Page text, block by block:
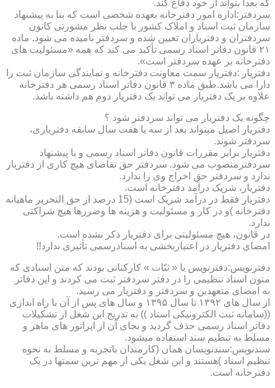
که بعداً بتواند از خود دفاع کند.
سردفتر:اداره امور دفترخانه بعهده شخصی است که بنا به پیشنهاد
سازمان ثبت اسناد و املاک کشور با جلب نظر مشورتی کانون
سردفتران و دفتریاران تعیین شده و سردفتر نامیده می شود. ماده
۲۱ قانون دفاتر اسناد رسمی تأکید می کند که همه «مسئولیت های
دفترخانه بر عهده سردفتر است».
دفتریار :دفتریار سمت معاونت دفترخانه و نمایندگی سازمان ثبت را
دارا می باشد.طبق ماده ۳ قانون دفاتر اسناد رسمی هر دفترخانه
علاوه بر یک دفتریار می تواند یک دفتریار دوم هم داشته باشد.
چگونه یک دفتریار می تواند سردفتر شود ؟
دفتریار اصیل میتواند بعد از سه یا هفت سال سابقه دفتریاری،
سردفتر شوند.
دفتریار برابر مقررات قانون دفاتر اسناد رسمی و با پیشنهاد
سردفترمنصوب می شود. سردفتر حق تقاضای هیچ کاری از دفتریار
ندارد و سردفتر حق اخراج وی را ندارد.
دفتریار، شریک درآمد دفترخانه است.
دفتریار فقط در درآمد شریک است (15 درصد از حق التحریر ماهیانه
دفترخانه )و در کار و مسئولیت و هزینه ها وضررها هیچ شراکتی
ندارد.
در قانون، هیچ مسئولیتی برای دفتریار ذکر نشده است.
امضای دفتریار در اعتباربخشی به اسنادرسمی تأثیری ندارد!!
دفترنویس:دفترنویس یا « ثبّات » کارکنانی بودند که متن اسنادی که
متون اسناد تنظیمی را در دفتر سردفتر ثبت می کردند و این دفاتر
به امضای متعهدین و سردفتر و دفتریار می رسید.
از سال های ۱۳۹۲ تا سال ۱۳۹۵ و سال های پس از آن با راه اندازی
((سامانه ثبت الکترونیکی اسناد )) به تدریج این شغل از تشکیلات
دفاتر اسناد رسمی حذف گردید و بجای آن از اپراتور های ماهر و
مسلط به تنظیم سند استفاده میشود.
سندنویس:سندنویسان همان (کارمندان باتجربه و مسلط به نحوه
تنظیم اسناد )هستند و این شغل یکی از مهم ترین سمتها در یک
دفترخانه است.